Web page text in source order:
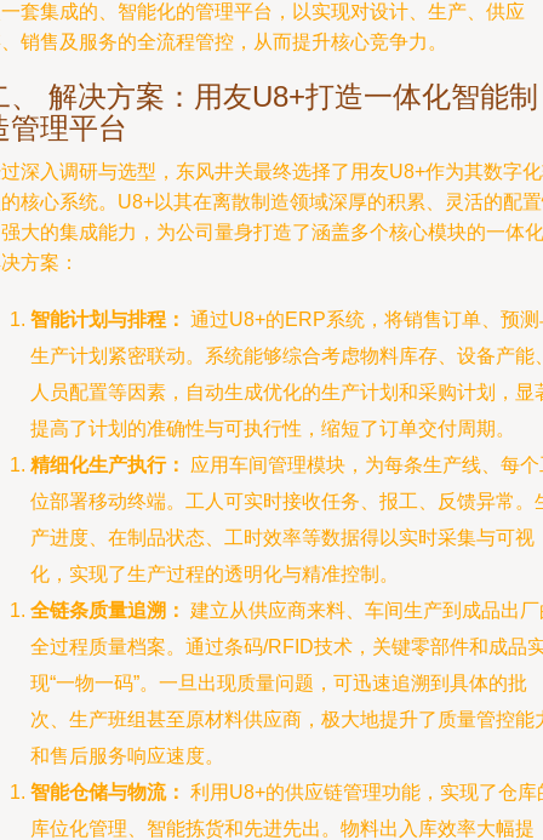
套集成的、智能化的管理平台，以实现对设计、生产、供应
销售及服务的全流程管控，从而提升核心竞争力。
、 解决方案：用友U8+打造一体化智能制
管理平台
深入调研与选型，东风井关最终选择了用友U8+作为其数字
核心系统。U8+以其在离散制造领域深厚的积累、灵活的配
大的集成能力，为公司量身打造了涵盖多个核心模块的一体化
方案：
智能计划与排程： 通过U8+的ERP系统，将销售订单、预测
生产计划紧密联动。系统能够综合考虑物料库存、设备产能
人员配置等因素，自动生成优化的生产计划和采购计划，显
提高了计划的准确性与可执行性，缩短了订单交付周期。
精细化生产执行：
应用车间管理模块，为每条生产线、每个
位部署移动终端。工人可实时接收任务、报工、反馈异常。
产进度、在制品状态、工时效率等数据得以实时采集与可视
化，实现了生产过程的透明化与精准控制。
全链条质量追溯： 建立从供应商来料、车间生产到成品出厂
全过程质量档案。通过条码/RFID技术，关键零部件和成品
现“一物一码”。一旦出现质量问题，可迅速追溯到具体的批
次、生产班组甚至原材料供应商，极大地提升了质量管控能
和售后服务响应速度。
智能仓储与物流： 利用U8+的供应链管理功能，实现了仓库
库位化管理、智能拣货和先进先出。物料出入库效率大幅提